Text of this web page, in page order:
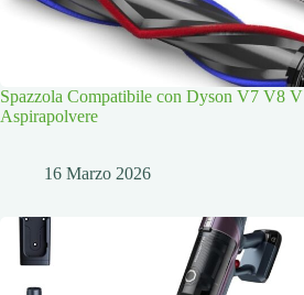
Spazzola Compatibile con Dyson V7 V8
Aspirapolvere
16 Marzo 2026